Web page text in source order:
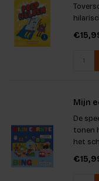
eten
Mijn
De
tonen
het
een